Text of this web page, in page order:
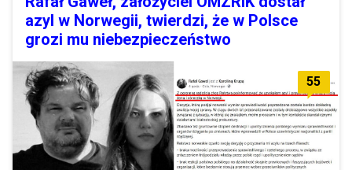
azyl w Norwegii, twierdzi, że w Polsce
grozi mu niebezpieczeństwo
55